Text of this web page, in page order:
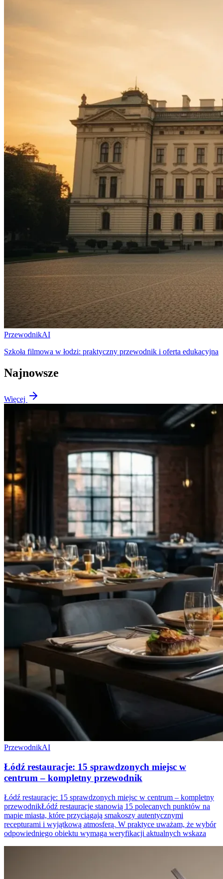
PrzewodnikAI
Szkoła filmowa w łodzi: praktyczny przewodnik i oferta edukacyjna
Najnowsze
Więcej
PrzewodnikAI
Łódź restauracje: 15 sprawdzonych miejsc w
centrum – kompletny przewodnik
Łódź restauracje: 15 sprawdzonych miejsc w centrum – kompletny
przewodnikŁódź restauracje stanowią 15 polecanych punktów na
mapie miasta, które przyciągają smakoszy autentycznymi
recepturami i wyjątkową atmosferą. W praktyce uważam, że wybór
odpowiedniego obiektu wymaga weryfikacji aktualnych wskaza